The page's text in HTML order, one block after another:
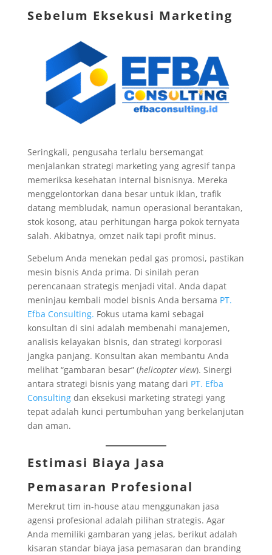
Sebelum Eksekusi Marketing
Seringkali, pengusaha terlalu bersemangat
menjalankan strategi marketing yang agresif tanpa
memeriksa kesehatan internal bisnisnya. Mereka
menggelontorkan dana besar untuk iklan, trafik
datang membludak, namun operasional berantakan,
stok kosong, atau perhitungan harga pokok ternyata
salah. Akibatnya, omzet naik tapi profit minus.
Sebelum Anda menekan pedal gas promosi, pastikan
mesin bisnis Anda prima. Di sinilah peran
perencanaan strategis menjadi vital. Anda dapat
meninjau kembali model bisnis Anda bersama PT.
Efba Consulting. Fokus utama kami sebagai
konsultan di sini adalah membenahi manajemen,
analisis kelayakan bisnis, dan strategi korporasi
jangka panjang. Konsultan akan membantu Anda
melihat “gambaran besar” (helicopter view). Sinergi
antara strategi bisnis yang matang dari PT. Efba
Consultingdan eksekusi marketing strategi yang
tepat adalah kunci pertumbuhan yang berkelanjutan
dan aman.
Estimasi Biaya Jasa
Pemasaran Profesional
Merekrut tim in-house atau menggunakan jasa
agensi profesional adalah pilihan strategis. Agar
Anda memiliki gambaran yang jelas, berikut adalah
kisaran standar biaya jasa pemasaran dan branding